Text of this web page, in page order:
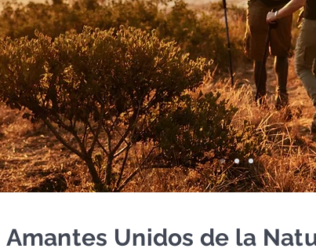
Amantes Unidos de la